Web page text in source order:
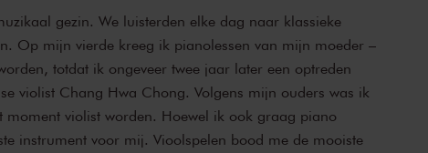
gezin. We luisterden elke dag naar klassieke
Op mijn vierde kreeg ik pianolessen van mijn moeder –
totdat ik ongeveer twee jaar later een optreden
violist Chang Hwa Chong. Volgens mijn ouders was ik
violist worden. Hoewel ik ook graag piano
instrument voor mij. Vioolspelen bood me de mooiste